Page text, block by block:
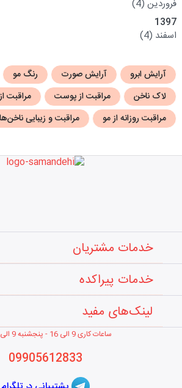
فروردین (4)
1397
اسفند (4)
آرایش ابرو آرایش صورت رنگ مو
لاک ناخن
مراقبت از پوست
مراقبت
مراقبت روزانه از مو
مراقبت و زیبایی ناخن‌ها
خدمات مشتریان
خدمات پیراکده
لینک‌های مفید
ساعات کاری 9 الی 16 - پنجشنبه 9 الی 12
09905612833